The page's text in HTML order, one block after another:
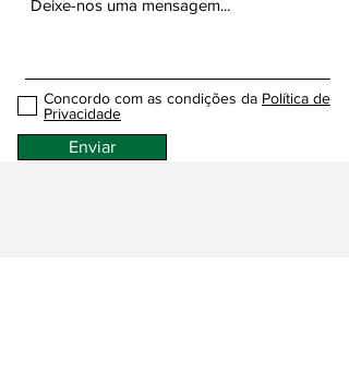
Concordo com as condições da Política de
Privacidade
Enviar